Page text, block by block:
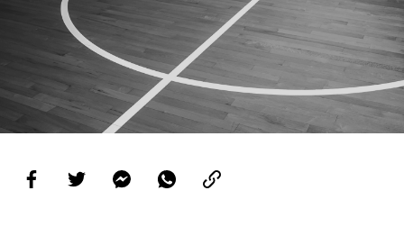
LIGA BETCLIC MASCULINA
LIGA BETCLIC FEMININA